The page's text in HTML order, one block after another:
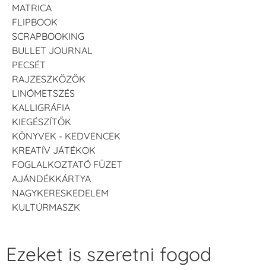
MATRICA
FLIPBOOK
SCRAPBOOKING
BULLET JOURNAL
PECSÉT
RAJZESZKÖZÖK
LINÓMETSZÉS
KALLIGRÁFIA
KIEGÉSZÍTŐK
KÖNYVEK - KEDVENCEK
KREATÍV JÁTÉKOK
FOGLALKOZTATÓ FÜZET
AJÁNDÉKKÁRTYA
NAGYKERESKEDELEM
KULTÚRMASZK
Ezeket is szeretni fogod